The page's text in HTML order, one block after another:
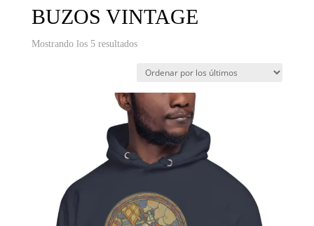
BUZOS VINTAGE
Mostrando los 5 resultadosOrdenado
últimos